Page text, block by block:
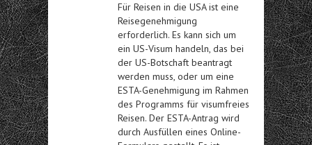
Für Reisen in die USA ist eine
Reisegenehmigung
erforderlich. Es kann sich um
ein US-Visum handeln, das bei
der US-Botschaft beantragt
werden muss, oder um eine
ESTA-Genehmigung im Rahmen
des Programms für visumfreies
Reisen. Der ESTA-Antrag wird
durch Ausfüllen eines Online-